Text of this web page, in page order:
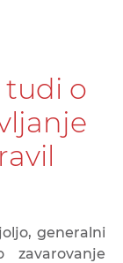
tudi o
generalni
zavarovanje